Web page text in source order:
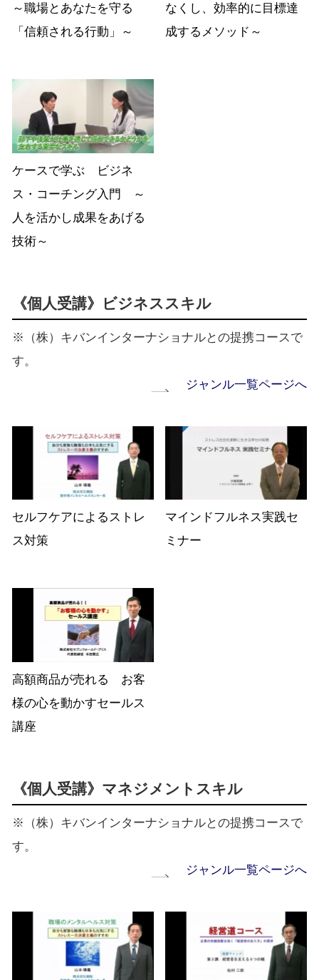
～職場とあなたを守る
「信頼される行動」～
なくし、効率的に目標達
成するメソッド～
ケースで学ぶ ビジネ
ス・コーチング入門 ～
人を活かし成果をあげる
技術～
《個人受講》ビジネススキル
※（株）キバンインターナショナルとの提携コースで
す。
ジャンル一覧ページへ
セルフケアによるストレ
ス対策
マインドフルネス実践セ
ミナー
高額商品が売れる お客
様の心を動かすセールス
講座
《個人受講》マネジメントスキル
※（株）キバンインターナショナルとの提携コースで
す。
ジャンル一覧ページへ